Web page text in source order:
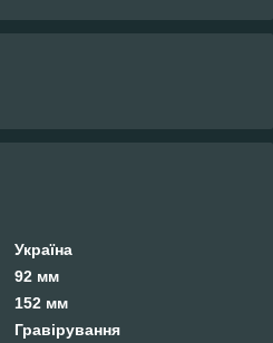
Україна
92 мм
152 мм
Гравірування